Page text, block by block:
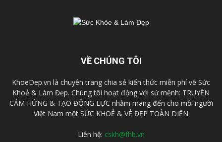
VỀ CHÚNG TÔI
KhoeDep.vn là chuyên trang chia sẻ kiến thức miễn phí về Sức
Khoẻ & Làm Đẹp. Chúng tôi hoạt động với sứ mệnh: TRUYỀN
CẢM HỨNG & TẠO ĐỘNG LỰC nhằm mang đến cho mỗi người
Việt Nam một SỨC KHOẺ & VẺ ĐẸP TOÀN DIỆN
Liên hệ: cskh@fhb.vn